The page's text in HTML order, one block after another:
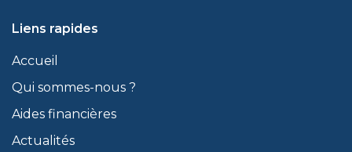
Liens rapides
Accueil
Qui sommes-nous ?
Aides financières
Actualités